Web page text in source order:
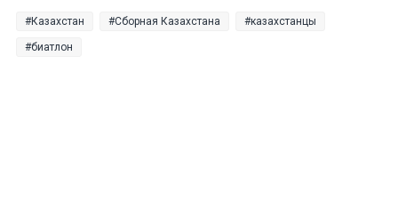
Казахстан Сборная Казахстана казахстанцы
биатлон